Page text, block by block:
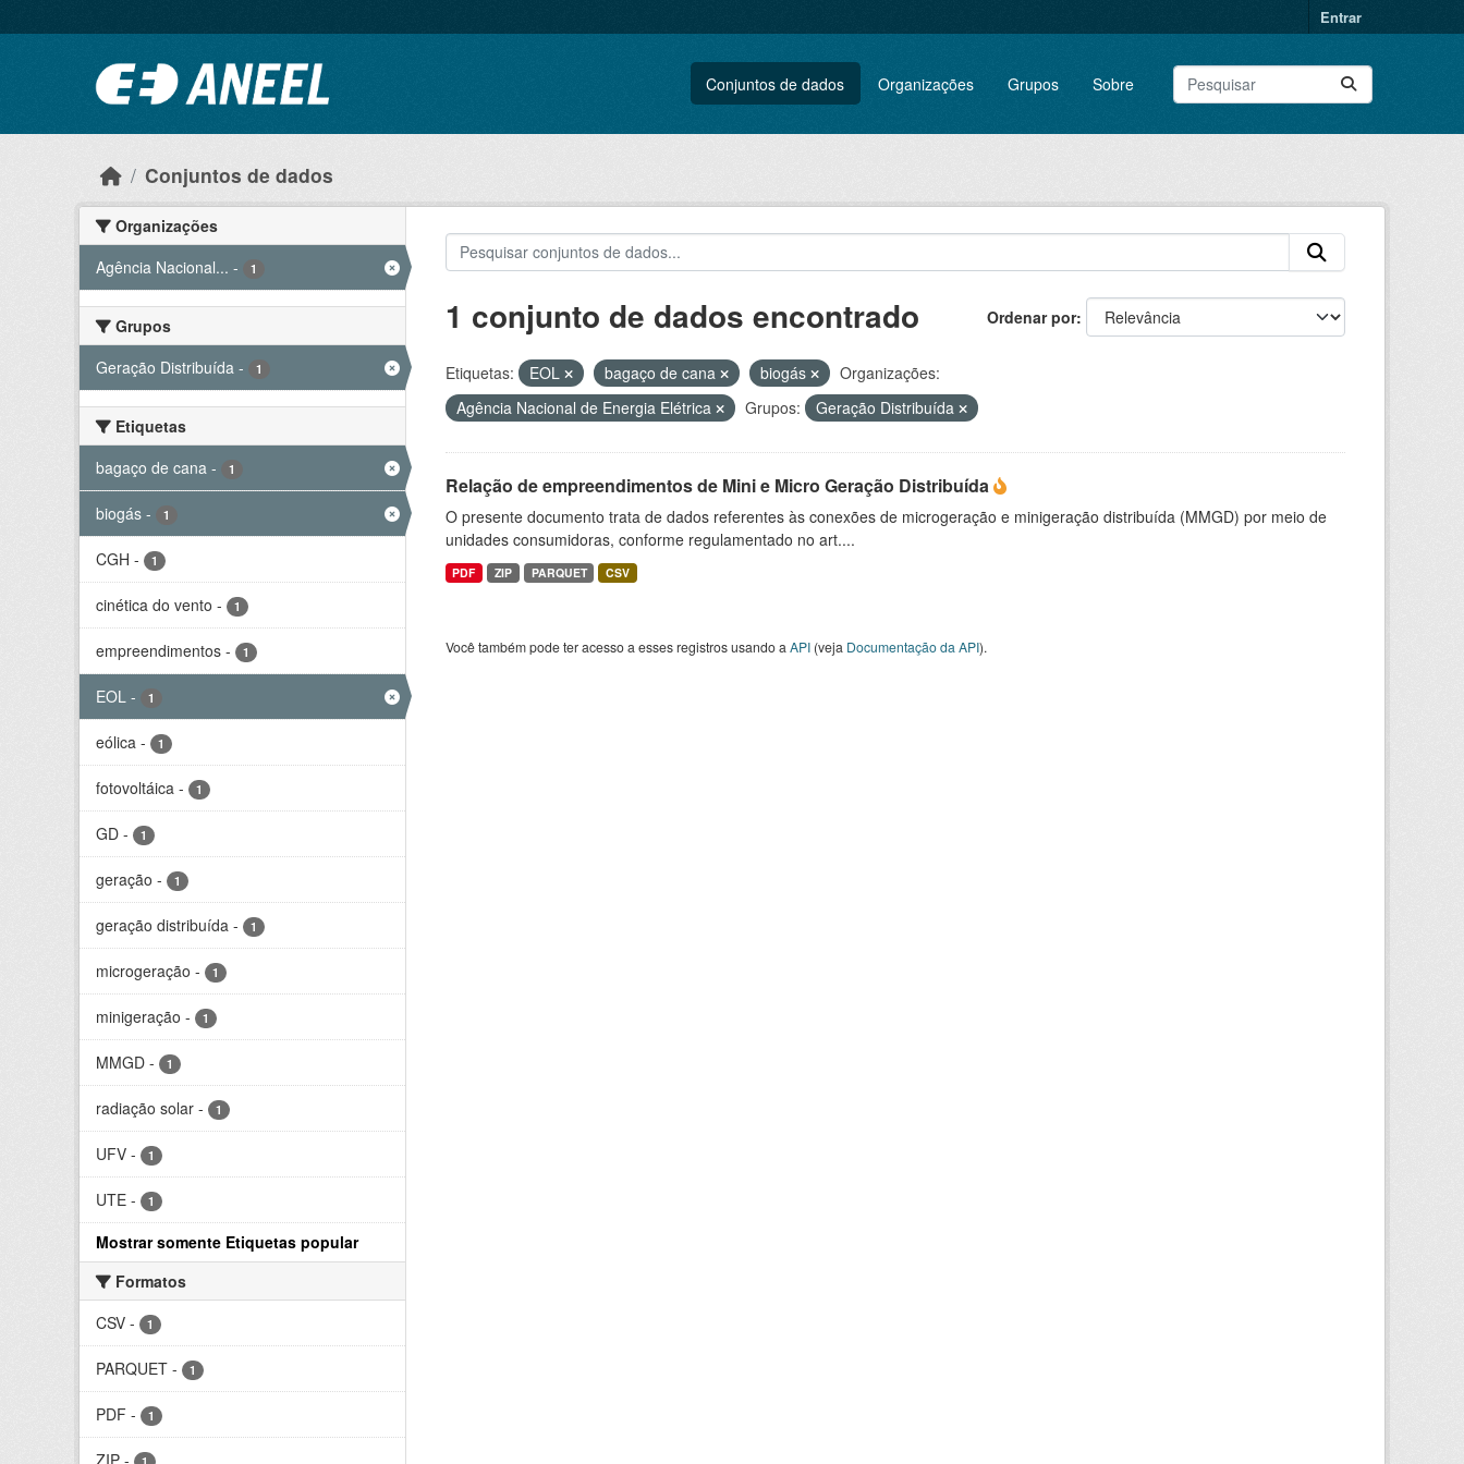
Entrar
Conjuntos de dados Organizações Grupos Sobre
Conjuntos de dados
Organizações
Agência Nacional... - 1
Grupos
Geração Distribuída - 1
Etiquetas
bagaço de cana - 1
biogás - 1
CGH - 1
cinética do vento - 1
empreendimentos - 1
EOL - 1
eólica - 1
fotovoltáica - 1
GD - 1
geração - 1
geração distribuída - 1
microgeração - 1
minigeração - 1
MMGD - 1
radiação solar - 1
UFV - 1
UTE - 1
Mostrar somente Etiquetas popular
Formatos
CSV - 1
PARQUET - 1
PDF - 1
ZIP -
Ordenar por
1 conjunto de dados encontrado
Etiquetas: EOL bagaço de cana biogás
Organizações:
Agência Nacional de Energia Elétrica
Grupos: Geração Distribuída
Relação de empreendimentos de Mini e Micro Geração Distribuída
O presente documento trata de dados referentes às conexões de microgeração e minigeração distribuída (MMGD) por meio de
unidades consumidoras, conforme regulamentado no art....
PDF ZIP PARQUET CSV
Você também pode ter acesso a esses registros usando a API(veja Documentação da API).